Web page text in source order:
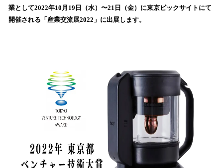
込
み
業として2022年10月19日（水）〜21日（金）に東京ビックサイトにて
開催される「産業交流展2022」に出展します。